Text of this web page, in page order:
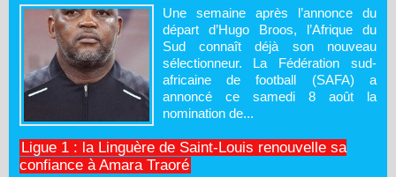
Une semaine après l’annonce du
départ d’Hugo Broos, l’Afrique du
Sud connaît déjà son nouveau
sélectionneur. La Fédération sud-
africaine de football (SAFA) a
annoncé ce samedi 8 août la
nomination de...
Ligue 1 : la Linguère de Saint-Louis renouvelle sa
confiance à Amara Traoré